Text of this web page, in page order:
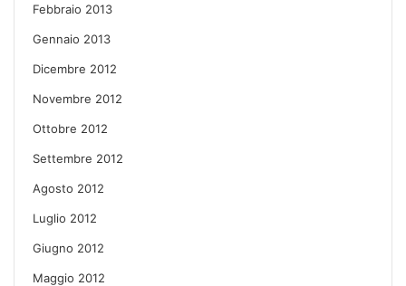
Febbraio 2013
Gennaio 2013
Dicembre 2012
Novembre 2012
Ottobre 2012
Settembre 2012
Agosto 2012
Luglio 2012
Giugno 2012
Maggio 2012